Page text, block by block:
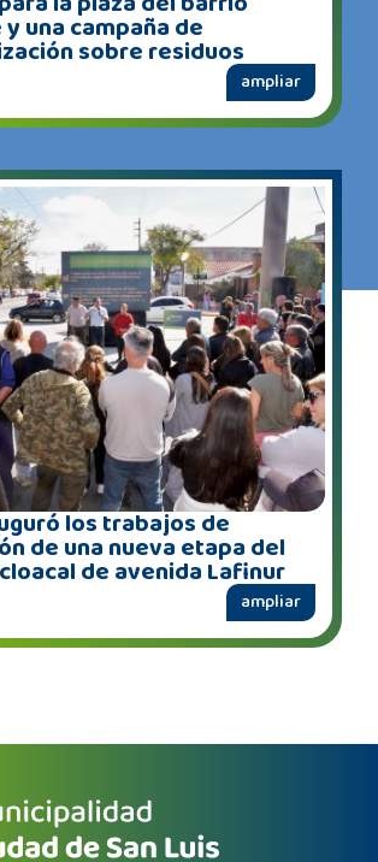
una campaña de
sobre residuos
ampliar
los trabajos de
de una nueva etapa del
de avenida Lafinur
ampliar